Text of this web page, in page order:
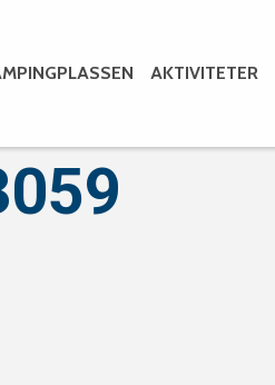
AKTIVITETER